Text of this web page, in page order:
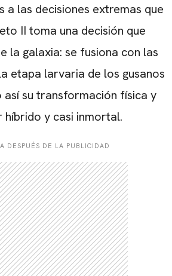
a las decisiones extremas que
II toma una decisión que
la galaxia: se fusiona con las
etapa larvaria de los gusanos
así su transformación física y
híbrido y casi inmortal.
DESPUÉS DE LA PUBLICIDAD